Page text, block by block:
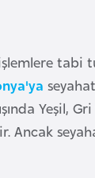
tabi
Yeşil,
Ancak